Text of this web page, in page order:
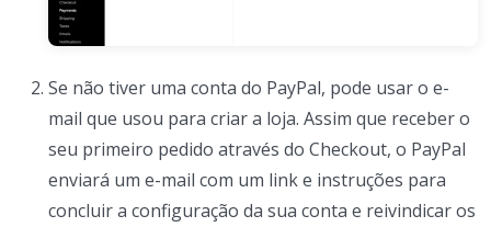
Se não tiver uma conta do PayPal, pode usar o e-
mail que usou para criar a loja. Assim que receber o
seu primeiro pedido através do Checkout, o PayPal
enviará um e-mail com um link e instruções para
concluir a configuração da sua conta e reivindicar os